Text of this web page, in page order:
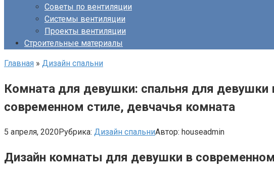
Советы по вентиляции
Системы вентиляции
Проекты вентиляции
Строительные материалы
Главная » Дизайн спальни
Комната для девушки: спальня для
современном стиле, девчачья комната
5 апреля, 2020Рубрика: Дизайн спальниАвтор: houseadmin
Дизайн комнаты для девушки в